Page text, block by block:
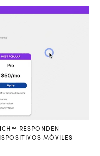
RESPONDEN
MÓVILES